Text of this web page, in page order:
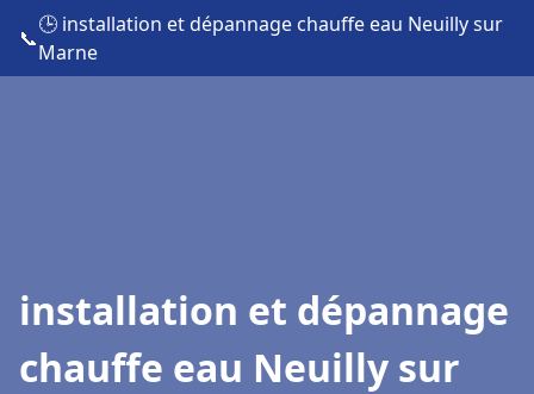
📞
🕒 installation et dépannage chauffe eau Neuilly sur
Marne
installation et dépannage
chauffe eau Neuilly sur